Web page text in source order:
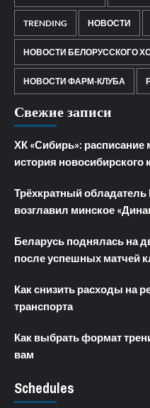
TRENDING НОВОСТИ
НОВОСТИ БЕЛОРУССКОГО
НОВОСТИ ФАРМ-КЛУБА
Свежие записи
ХК «Сибирь»: расписание
история новосибирского
Трёхкратный
возглавил минское
Беларусь поднялась на
после успешных матчей
Как снизить расходы на
транспорта
Как выбрать формат
вам
Schedules